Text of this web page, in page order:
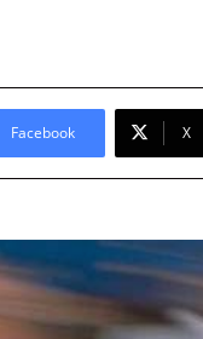
Facebook X